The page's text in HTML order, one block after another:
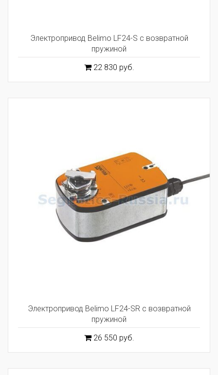
Электропривод Belimo LF24-S с возвратной
пружиной
22 830 руб.
Электропривод Belimo LF24-SR с возвратной
пружиной
26 550 руб.